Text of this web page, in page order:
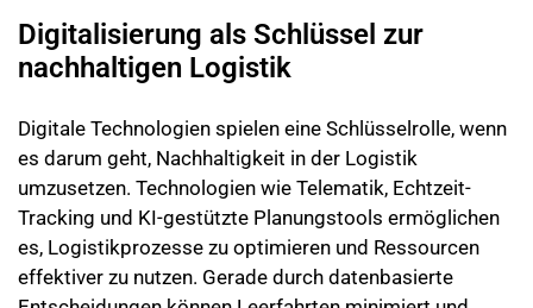
Digitalisierung als Schlüssel zur
nachhaltigen Logistik
Digitale Technologien spielen eine Schlüsselrolle, wenn
es darum geht, Nachhaltigkeit in der Logistik
umzusetzen. Technologien wie Telematik, Echtzeit-
Tracking und KI-gestützte Planungstools ermöglichen
es, Logistikprozesse zu optimieren und Ressourcen
effektiver zu nutzen. Gerade durch datenbasierte